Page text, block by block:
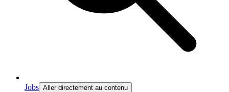
Jobs Aller directement au contenu